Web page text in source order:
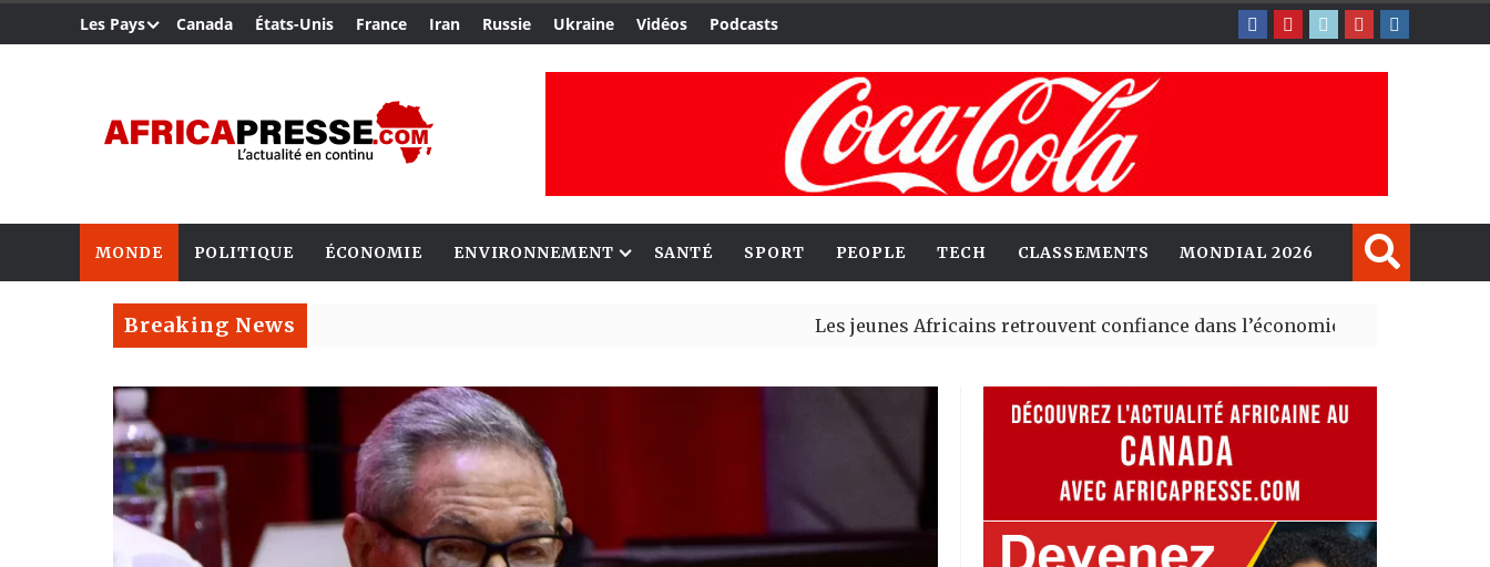
Les Pays Canada États-Unis France Iran Russie Ukraine Vidéos Podcasts
MONDE POLITIQUE ÉCONOMIE ENVIRONNEMENT SANTÉ SPORT PEOPLE TECH CLASSEMENTS MONDIAL 2026
Breaking News Les jeunes Africains retrouvent confiance dans l’économie, mais trois grands